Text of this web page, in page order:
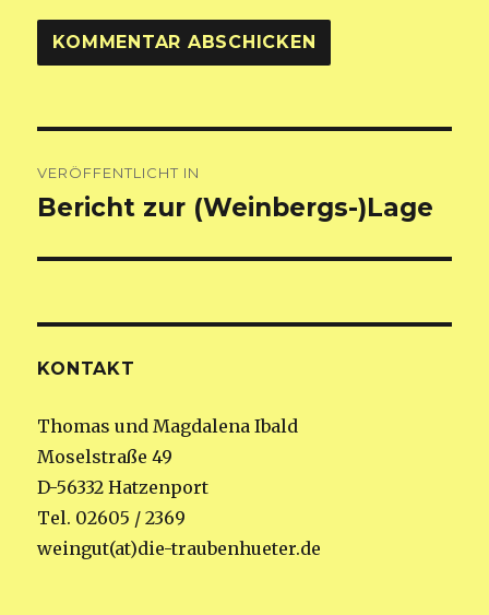
VERÖFFENTLICHT IN
Bericht zur (Weinbergs-)Lage
KONTAKT
Thomas und Magdalena Ibald
Moselstraße 49
D-56332 Hatzenport
Tel. 02605 / 2369
weingut(at)die-traubenhueter.de